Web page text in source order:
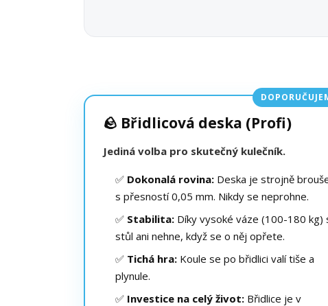
🪨 Břidlicová deska (Profi)
Jediná volba pro skutečný kulečník.
✅ Dokonalá rovina: Deska je strojně
s přesností 0,05 mm. Nikdy se neprohne.
✅ Stabilita: Díky vysoké váze (100-180 kg)
stůl ani nehne, když se o něj opřete.
✅ Tichá hra: Koule se po břidlici valí tiše a
plynule.
✅ Investice na celý život: Břidlice je v